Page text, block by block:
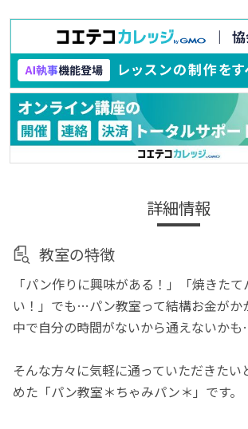
詳細情報
教室の特徴
「パン作りに興味がある！」「焼きた
い！」でも…パン教室って結構お金が
中で自分の時間がないから通えないか
そんな方々に気軽に通っていただきたい
めた「パン教室＊ちゃみパン＊」です。